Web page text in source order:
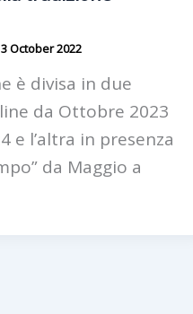
3 October 2022
è divisa in due
da Ottobre 2023
e l’altra in presenza
da Maggio a